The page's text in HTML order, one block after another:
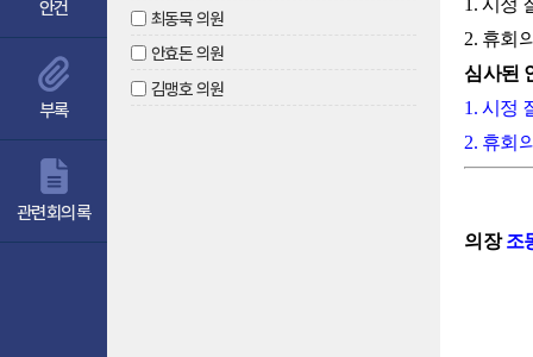
최동묵 의원
안효돈 의원
김맹호 의원
안건
부록
관련회의록
1. 시정
2. 휴회
심사된
1. 시정
2. 휴회
의장조